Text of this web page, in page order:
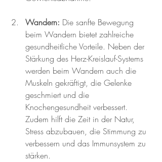
Wandern: Die sanfte Bewegung
beim Wandern bietet zahlreiche
gesundheitliche Vorteile. Neben der
Stärkung des Herz-Kreislauf-Systems
werden beim Wandern auch die
Muskeln gekräftigt, die Gelenke
geschmiert und die
Knochengesundheit verbessert.
Zudem hilft die Zeit in der Natur,
Stress abzubauen, die Stimmung zu
verbessern und das Immunsystem zu
stärken.